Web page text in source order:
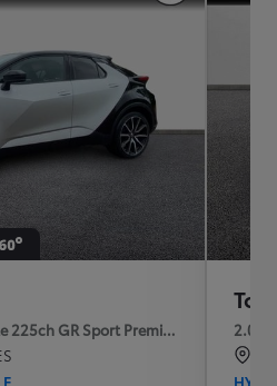
GR Sport Premiere MY25
2.0